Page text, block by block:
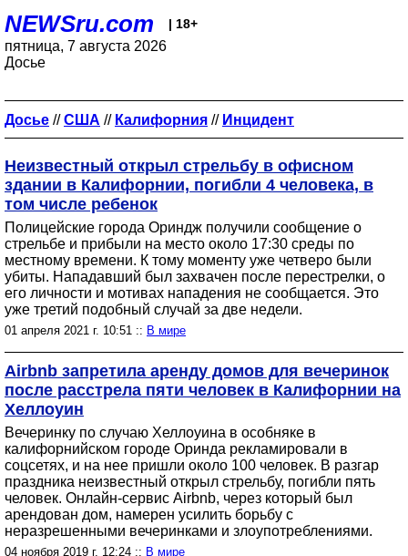
NEWSru.com | 18+
пятница, 7 августа 2026
Досье
Досье //США // Калифорния // Инцидент
Неизвестный открыл стрельбу в офисном
здании в Калифорнии, погибли 4 человека, в
том числе ребенок
Полицейские города Ориндж получили сообщение о
стрельбе и прибыли на место около 17:30 среды по
местному времени. К тому моменту уже четверо были
убиты. Нападавший был захвачен после перестрелки, о
его личности и мотивах нападения не сообщается. Это
уже третий подобный случай за две недели.
01 апреля 2021 г. 10:51 :: В мире
Airbnb запретила аренду домов для вечеринок
после расстрела пяти человек в Калифорнии на
Хеллоуин
Вечеринку по случаю Хеллоуина в особняке в
калифорнийском городе Оринда рекламировали в
соцсетях, и на нее пришли около 100 человек. В разгар
праздника неизвестный открыл стрельбу, погибли пять
человек. Онлайн-сервис Airbnb, через который был
арендован дом, намерен усилить борьбу с
неразрешенными вечеринками и злоупотреблениями.
04 ноября 2019 г. 12:24 :: В мире